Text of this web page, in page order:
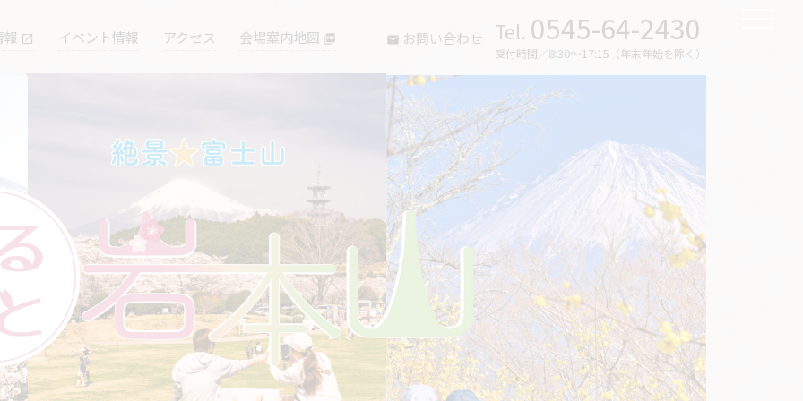
イベント情報 アクセス 会場案内地図 お問い合わせ Tel. 0545-64-2430
受付時間／ 8:30～17:15 （年末年始を除く）